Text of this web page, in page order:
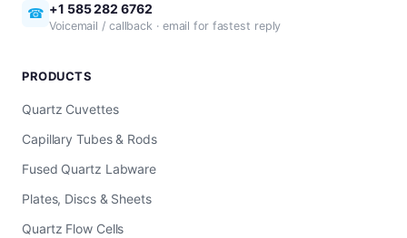
☎ +1 585 282 6762
Voicemail / callback · email for fastest reply
PRODUCTS
Quartz Cuvettes
Capillary Tubes & Rods
Fused Quartz Labware
Plates, Discs & Sheets
Quartz Flow Cells